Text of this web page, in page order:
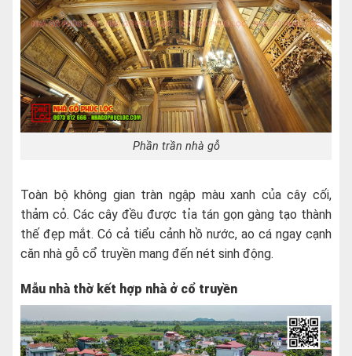
Phần trần nhà gỗ
Toàn bộ không gian tràn ngập màu xanh của cây cối,
thảm cỏ. Các cây đều được tỉa tán gọn gàng tạo thành
thế đẹp mắt. Có cả tiểu cảnh hồ nước, ao cá ngay cạnh
căn nhà gỗ cổ truyền mang đến nét sinh động.
Mẫu nhà thờ kết hợp nhà ở cổ truyền